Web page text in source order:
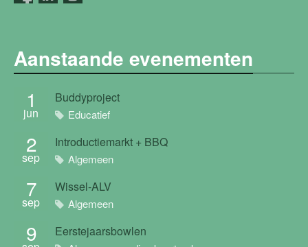
Aanstaande evenementen
1
jun
Buddyproject
Educatief
2
sep
Introductiemarkt + BBQ
Algemeen
7
sep
Wissel-ALV
Algemeen
9 Eerstejaarsbowlen